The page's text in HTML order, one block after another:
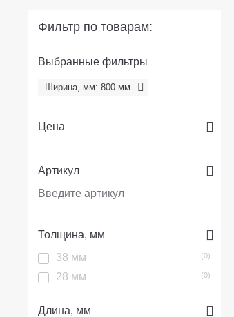
Фильтр по товарам:
Выбранные фильтры
Ширина, мм: 800 мм
Цена
Артикул
Толщина, мм
38 мм
(0)
28 мм (0)
Длина, мм